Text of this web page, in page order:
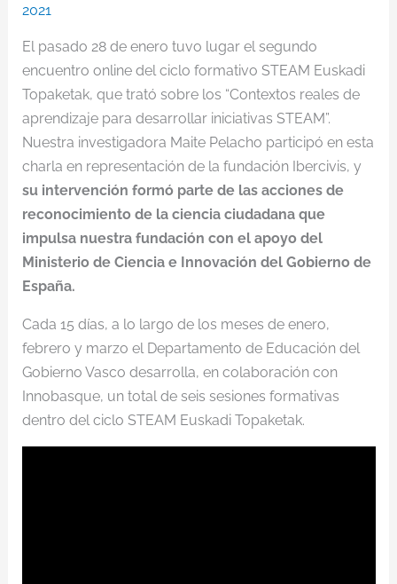
2021
El pasado 28 de enero tuvo lugar el segundo
encuentro online del ciclo formativo STEAM Euskadi
Topaketak, que trató sobre los “Contextos reales de
aprendizaje para desarrollar iniciativas STEAM”.
Nuestra investigadora Maite Pelacho participó en esta
charla en representación de la fundación Ibercivis, y
su intervención formó parte de las acciones de
reconocimiento de la ciencia ciudadana que
impulsa nuestra fundación con el apoyo del
Ministerio de Ciencia e Innovación del Gobierno de
España.
Cada 15 días, a lo largo de los meses de enero,
febrero y marzo el Departamento de Educación del
Gobierno Vasco desarrolla, en colaboración con
Innobasque, un total de seis sesiones formativas
dentro del ciclo STEAM Euskadi Topaketak.